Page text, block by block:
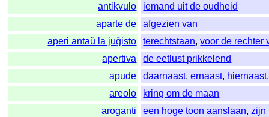
antikvulo
iemand uit de oudheid
aparte de
afgezien van
aperi antaŭ la juĝisto
terechtstaan,voor de rechter
apertiva
de eetlust prikkelend
apude
daarnaast,ernaast, hiernaast
areolo
kring om de maan
aroganti
een hoge toon aanslaan,zijn